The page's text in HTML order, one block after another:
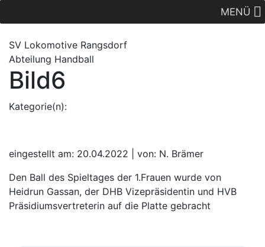
MENÜ
SV Lokomotive Rangsdorf
Abteilung Handball
Bild6
Kategorie(n):
eingestellt am: 20.04.2022 | von: N. Brämer
Den Ball des Spieltages der 1.Frauen wurde von
Heidrun Gassan, der DHB Vizepräsidentin und HVB
Präsidiumsvertreterin auf die Platte gebracht